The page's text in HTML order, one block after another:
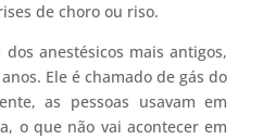
de choro ou riso.
anestésicos mais antigos,
Ele é chamado de gás do
as pessoas usavam em
o que não vai acontecer em